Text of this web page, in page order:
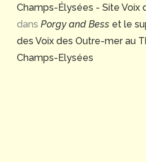
Champs-Élysées - Site Voix
dans Porgy and Bess et le
des Voix des Outre-mer au
Champs-Elysées